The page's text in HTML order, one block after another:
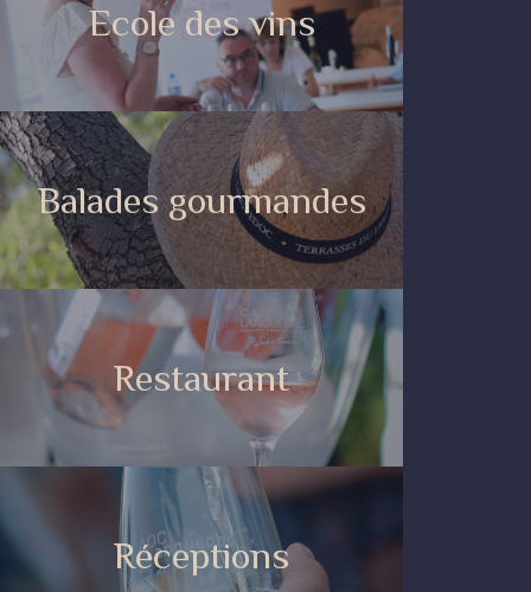
Ecole des vins
Balades gourmandes
Restaurant
Réceptions